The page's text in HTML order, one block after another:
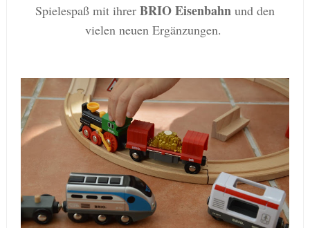
Spielespaß mit ihrer BRIO Eisenbahn und den
vielen neuen Ergänzungen.